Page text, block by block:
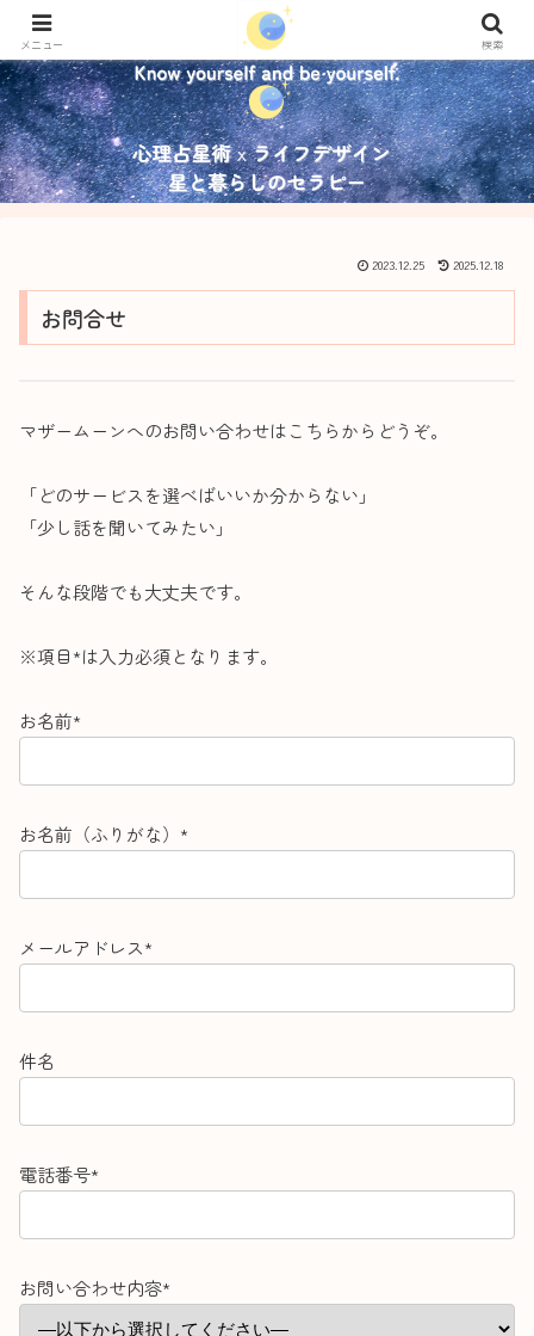
2023.12.25 2025.12.18
お問合せ
マザームーンへのお問い合わせはこちらからどうぞ。
「どのサービスを選べばいいか分からない」
「少し話を聞いてみたい」
そんな段階でも大丈夫です。
※項目*は入力必須となります。
お名前*
お名前（ふりがな）*
メールアドレス*
件名
電話番号*
お問い合わせ内容*
メニュー 検索